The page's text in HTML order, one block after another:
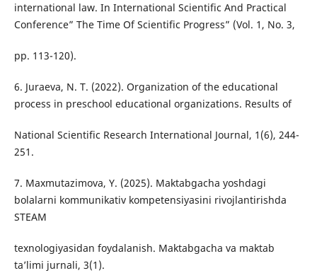
international law. In International Scientific And Practical
Conference” The Time Of Scientific Progress” (Vol. 1, No. 3,
pp. 113-120).
6. Juraeva, N. T. (2022). Organization of the educational
process in preschool educational organizations. Results of
National Scientific Research International Journal, 1(6), 244-
251.
7. Maxmutazimova, Y. (2025). Maktabgacha yoshdagi
bolalarni kommunikativ kompetensiyasini rivojlantirishda
STEAM
texnologiyasidan foydalanish. Maktabgacha va maktab
ta’limi jurnali, 3(1).